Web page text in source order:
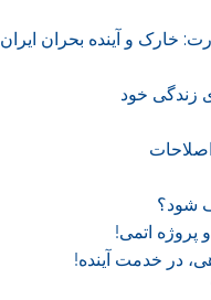
خارک و آینده بحران ایران
زندگی خود
اصلاحات
شود؟
اتمی!
در خدمت آینده!